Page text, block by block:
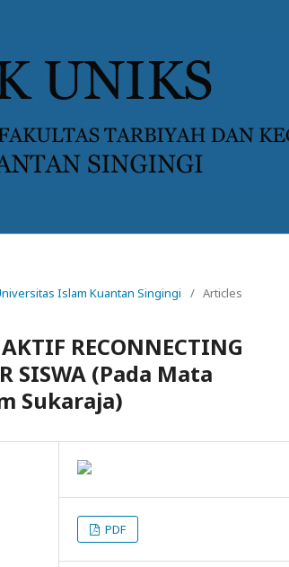
Islam Kuantan Singingi
/ Articles
RECONNECTING
SISWA (Pada Mata
Sukaraja)
PDF